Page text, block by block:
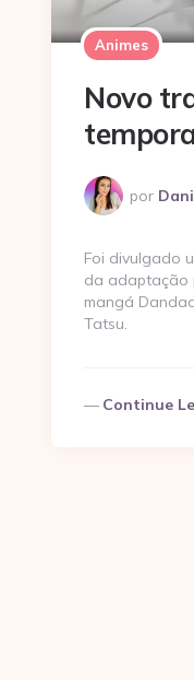
Animes
Novo
Postado
por
por Dani
Foi divulgado
da adaptação
mangá
Tatsu.
Continue